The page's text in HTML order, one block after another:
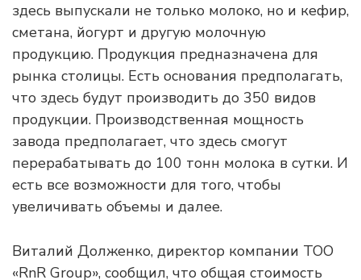
здесь выпускали не только молоко, но и кефир,
сметана, йогурт и другую молочную
продукцию. Продукция предназначена для
рынка столицы. Есть основания предполагать,
что здесь будут производить до 350 видов
продукции. Производственная мощность
завода предполагает, что здесь смогут
перерабатывать до 100 тонн молока в сутки. И
есть все возможности для того, чтобы
увеличивать объемы и далее.
Виталий Долженко, директор компании ТОО
«RnR Group», сообщил, что общая стоимость